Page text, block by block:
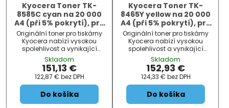
Kyocera Toner TK-
8585C cyan na 20 000
A4 (při 5% pokrytí), pro
TASKalfa MZ4001ci
Originální toner pro tiskárny
Kyocera nabízí vysokou
spolehlivost a vynikající
kvalitu tisku.
Skladom
151,13 €
122,87 € bez DPH
Do košíka
Kyocera Toner TK-
8465Y yellow na 20 000
A4 (při 5% pokrytí), pro
TASKalfa MZ3501ci
Originální toner pro tiskárny
Kyocera nabízí vysokou
spolehlivost a vynikající
kvalitu tisku.
Skladom
152,93 €
124,33 € bez DPH
Do košíka